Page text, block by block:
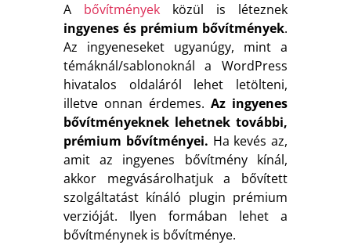
A bővítményekközül is léteznek
ingyenes és prémium bővítmények.
Az ingyeneseket ugyanúgy, mint a
témáknál/sablonoknál a WordPress
hivatalos oldaláról lehet letölteni,
illetve onnan érdemes.Az ingyenes
bővítményeknek lehetnek további,
prémium bővítményei. Ha kevés az,
amit az ingyenes bővítmény kínál,
akkor megvásárolhatjuk a bővített
szolgáltatást kínáló plugin prémium
verzióját. Ilyen formában lehet a
bővítménynek is bővítménye.